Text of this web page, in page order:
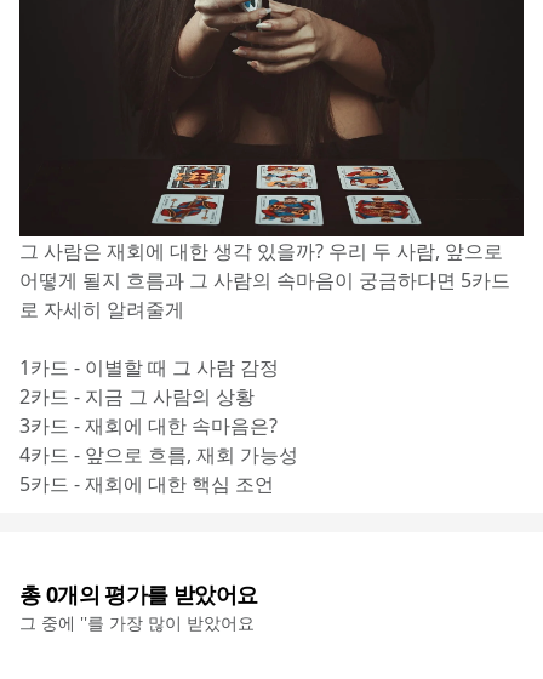
그 사람은 재회에 대한 생각 있을까? 우리 두 사람, 앞으로
어떻게 될지 흐름과 그 사람의 속마음이 궁금하다면 5카드
로 자세히 알려줄게
1카드 - 이별할 때 그 사람 감정
2카드 - 지금 그 사람의 상황
3카드 - 재회에 대한 속마음은?
4카드 - 앞으로 흐름, 재회 가능성
5카드 - 재회에 대한 핵심 조언
총0개의 평가를 받았어요
그 중에 ''를 가장 많이 받았어요